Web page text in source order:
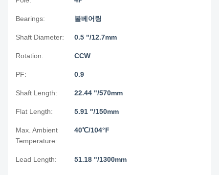
Bearings: 볼베어링
Shaft Diameter: 0.5 "/12.7mm
Rotation: CCW
PF: 0.9
Shaft Length: 22.44 "/570mm
Flat Length: 5.91 "/150mm
Max. Ambient
Temperature:
40℃/104°F
Lead Length: 51.18 "/1300mm